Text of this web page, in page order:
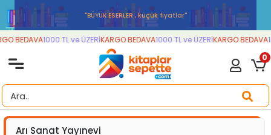
''BÜYÜK ESERLER , küçük fiyatlar''
BEDAVA1000 TL ve ÜZERİKARGO BEDAVA1000 TL ve ÜZERİKARGO BEDAVA
0
Arı Sanat Yayınevi